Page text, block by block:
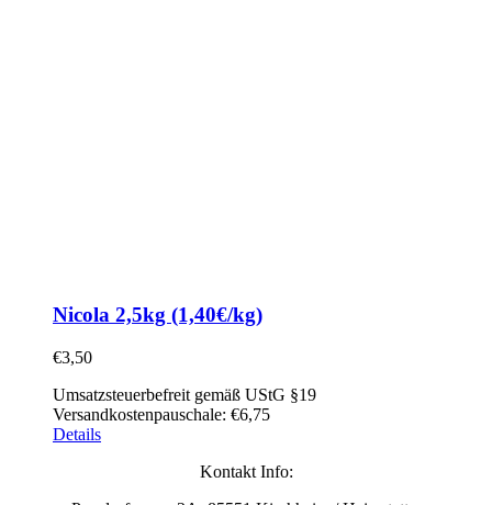
Nicola 2,5kg (1,40€/kg)
€3,50
Umsatzsteuerbefreit gemäß UStG §19
Versandkostenpauschale: €6,75
Details
Kontakt Info: